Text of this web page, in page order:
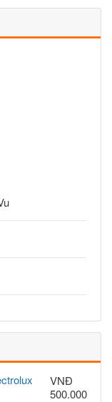
VNĐ
500.000